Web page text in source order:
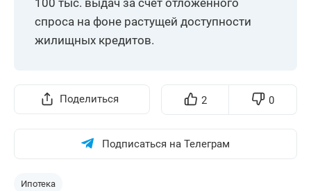
Республика
Калмыкия
189 14,55
г. Севастополь 151
-15,64
Республика
122
область
100 тыс. выдач за счет отложенного
спроса на фоне растущей доступности
жилищных кредитов.
Поделиться 2 0
Подписаться на Телеграм
Ипотека